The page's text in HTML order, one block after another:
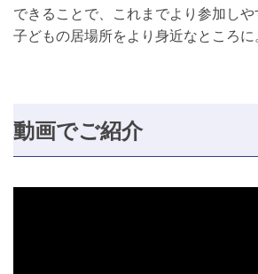
できることで、これまでより参加しや
子どもの居場所をより身近なところに
動画でご紹介